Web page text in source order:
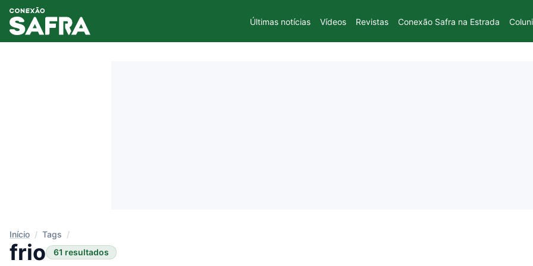
Últimas notícias Vídeos Revistas Conexão Safra na Estrada
Início / Tags /
frio 61 resultados